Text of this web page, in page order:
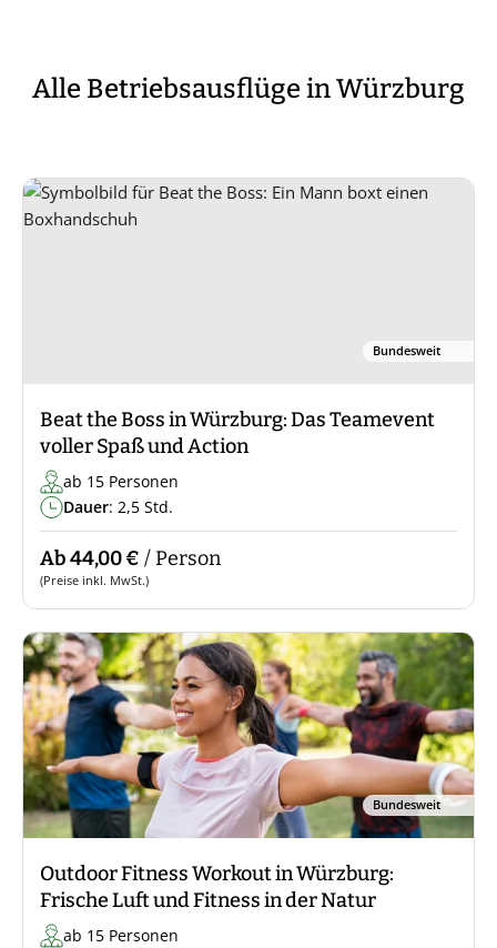
Alle Betriebsausflüge in Würzburg
Bundesweit
Beat the Boss in Würzburg: Das Teamevent
voller Spaß und Action
ab 15 Personen
Dauer: 2,5 Std.
Ab 44,00 € / Person
(Preise inkl. MwSt.)
Bundesweit
Outdoor Fitness Workout in Würzburg:
Frische Luft und Fitness in der Natur
ab 15 Personen